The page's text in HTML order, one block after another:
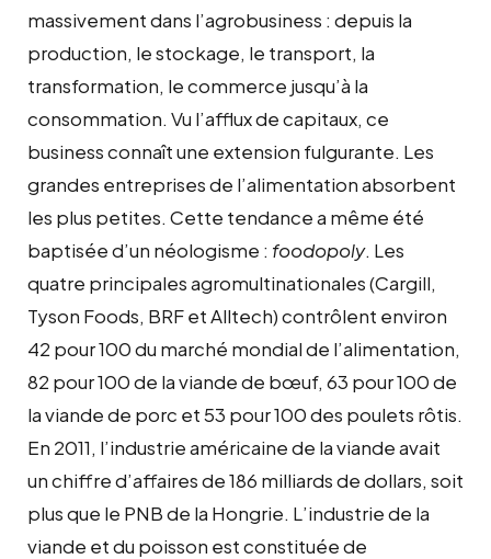
massivement dans l’agrobusiness : depuis la
production, le stockage, le transport, la
transformation, le commerce jusqu’à la
consommation. Vu l’afflux de capitaux, ce
business connaît une extension fulgurante. Les
grandes entreprises de l’alimentation absorbent
les plus petites. Cette tendance a même été
baptisée d’un néologisme : foodopoly. Les
quatre principales agromultinationales (Cargill,
Tyson Foods, BRF et Alltech) contrôlent environ
42 pour 100 du marché mondial de l’alimentation,
82 pour 100 de la viande de bœuf, 63 pour 100 de
la viande de porc et 53 pour 100 des poulets rôtis.
En 2011, l’industrie américaine de la viande avait
un chiffre d’affaires de 186 milliards de dollars, soit
plus que le PNB de la Hongrie. L’industrie de la
viande et du poisson est constituée de